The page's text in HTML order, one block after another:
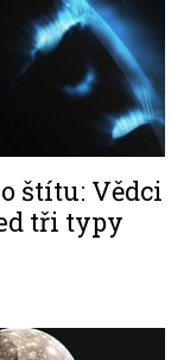
štítu: Vědci
tři typy